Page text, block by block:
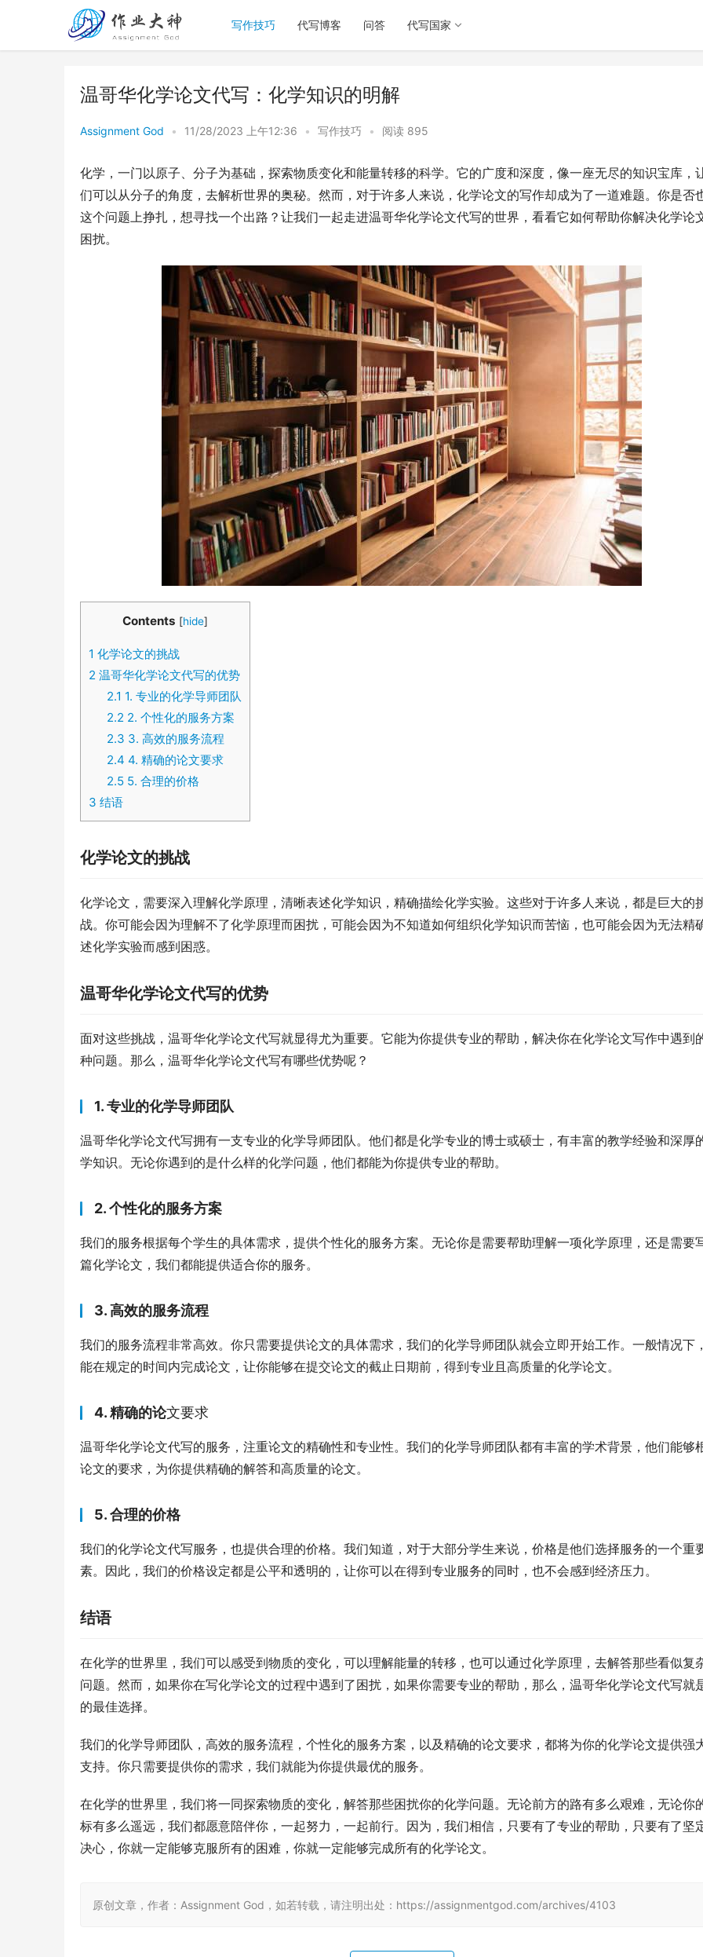
写作技巧 代写博客 问答 代写国家
温哥华化学论文代写：化学知识的明解
Assignment God • 11/28/2023 上午12:36 • 写作技巧 • 阅读 895
化学，一门以原子、分子为基础，探索物质变化和能量转移的科学。它的广度和深度，像一座无尽的知识宝库，
们可以从分子的角度，去解析世界的奥秘。然而，对于许多人来说，化学论文的写作却成为了一道难题。你是否
这个问题上挣扎，想寻找一个出路？让我们一起走进温哥华化学论文代写的世界，看看它如何帮助你解决化学论
困扰。
Contents [hide]
1 化学论文的挑战
2 温哥华化学论文代写的优势
2.1 1. 专业的化学导师团队
2.2 2. 个性化的服务方案
2.3 3. 高效的服务流程
2.4 4. 精确的论文要求
2.55. 合理的价格
3 结语
化学论文的挑战
化学论文，需要深入理解化学原理，清晰表述化学知识，精确描绘化学实验。这些对于许多人来说，都是巨大的
战。你可能会因为理解不了化学原理而困扰，可能会因为不知道如何组织化学知识而苦恼，也可能会因为无法精
述化学实验而感到困惑。
温哥华化学论文代写的优势
面对这些挑战，温哥华化学论文代写就显得尤为重要。它能为你提供专业的帮助，解决你在化学论文写作中遇到
种问题。那么，温哥华化学论文代写有哪些优势呢？
1. 专业的化学导师团队
温哥华化学论文代写拥有一支专业的化学导师团队。他们都是化学专业的博士或硕士，有丰富的教学经验和深厚
学知识。无论你遇到的是什么样的化学问题，他们都能为你提供专业的帮助。
2. 个性化的服务方案
我们的服务根据每个学生的具体需求，提供个性化的服务方案。无论你是需要帮助理解一项化学原理，还是需要
篇化学论文，我们都能提供适合你的服务。
3. 高效的服务流程
我们的服务流程非常高效。你只需要提供论文的具体需求，我们的化学导师团队就会立即开始工作。一般情况下
能在规定的时间内完成论文，让你能够在提交论文的截止日期前，得到专业且高质量的化学论文。
4. 精确的论文要求
温哥华化学论文代写的服务，注重论文的精确性和专业性。我们的化学导师团队都有丰富的学术背景，他们能够
论文的要求，为你提供精确的解答和高质量的论文。
5. 合理的价格
我们的化学论文代写服务，也提供合理的价格。我们知道，对于大部分学生来说，价格是他们选择服务的一个重
素。因此，我们的价格设定都是公平和透明的，让你可以在得到专业服务的同时，也不会感到经济压力。
结语
在化学的世界里，我们可以感受到物质的变化，可以理解能量的转移，也可以通过化学原理，去解答那些看似复
问题。然而，如果你在写化学论文的过程中遇到了困扰，如果你需要专业的帮助，那么，温哥华化学论文代写就
的最佳选择。
我们的化学导师团队，高效的服务流程，个性化的服务方案，以及精确的论文要求，都将为你的化学论文提供强
支持。你只需要提供你的需求，我们就能为你提供最优的服务。
在化学的世界里，我们将一同探索物质的变化，解答那些困扰你的化学问题。无论前方的路有多么艰难，无论你
标有多么遥远，我们都愿意陪伴你，一起努力，一起前行。因为，我们相信，只要有了专业的帮助，只要有了坚
决心，你就一定能够克服所有的困难，你就一定能够完成所有的化学论文。
原创文章，作者：Assignment God，如若转载，请注明出处：https://assignmentgod.com/archives/4103